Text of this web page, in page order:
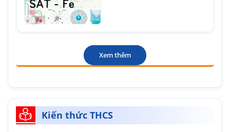
Xem thêm
Kiến thức THCS